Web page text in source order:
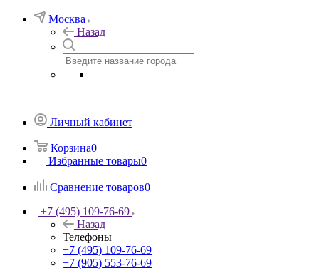
Москва
Назад
Личный кабинет
Корзина0
Избранные товары0
Сравнение товаров0
+7 (495) 109-76-69
Назад
Телефоны
+7 (495) 109-76-69
+7 (905) 553-76-69